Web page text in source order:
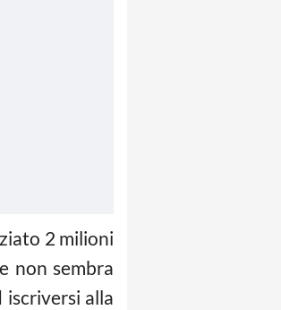
2 milioni
non sembra
alla